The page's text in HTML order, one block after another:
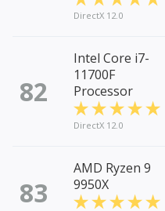
DirectX 12.0
82
Intel Core i7-
11700F
Processor
DirectX 12.0
83
AMD Ryzen 9
9950X